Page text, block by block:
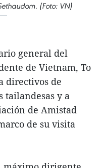
(Foto: VN)
general del
de Vietnam, To
directivos de
tailandesas y a
de Amistad
de su visita